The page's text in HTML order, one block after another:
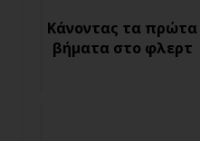
Κάνοντας τα πρώτα
βήματα στο φλερτ